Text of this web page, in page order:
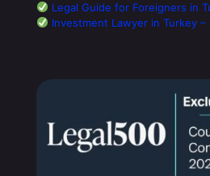
Legal Guide for Foreigners in
Investment Lawyer in Turkey –